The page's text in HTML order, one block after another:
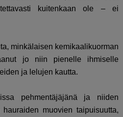
kuitenkaan ole – ei
minkälaisen kemikaalikuorman
jo niin pienelle ihmiselle
ja lelujen kautta.
pehmentäjäjänä ja niiden
muovien taipuisuutta,